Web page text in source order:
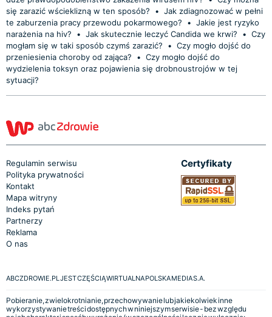
się zarazić wścieklizną w ten sposób?
• Jak zdiagnozować w pełni
te zaburzenia pracy przewodu pokarmowego?
• Jakie jest ryzyko
narażenia na hiv?
• Jak skutecznie leczyć Candida we krwi? • Czy
mogłam się w taki sposób czymś zarazić?
• Czy mogło dojść do
przeniesienia choroby od zająca?
• Czy mogło dojść do
wydzielenia toksyn oraz pojawienia się drobnoustrojów w tej
sytuacji?
Regulamin serwisu
Polityka prywatności
Kontakt
Mapa witryny
Indeks pytań
Partnerzy
Reklama
O nas
Certyfikaty
ABCZDROWIE.PL JEST CZĘŚCIĄ WIRTUALNA POLSKA MEDIA S.A.
Pobieranie, zwielokrotnianie, przechowywanie lub jakiekolwiek inne
wykorzystywanie treści dostępnych w niniejszym serwisie - bez względu